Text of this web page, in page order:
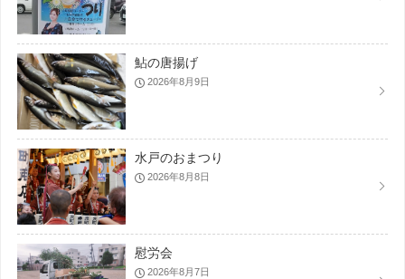
鮎の唐揚げ
2026年8月9日
水戸のおまつり
2026年8月8日
慰労会
2026年8月7日